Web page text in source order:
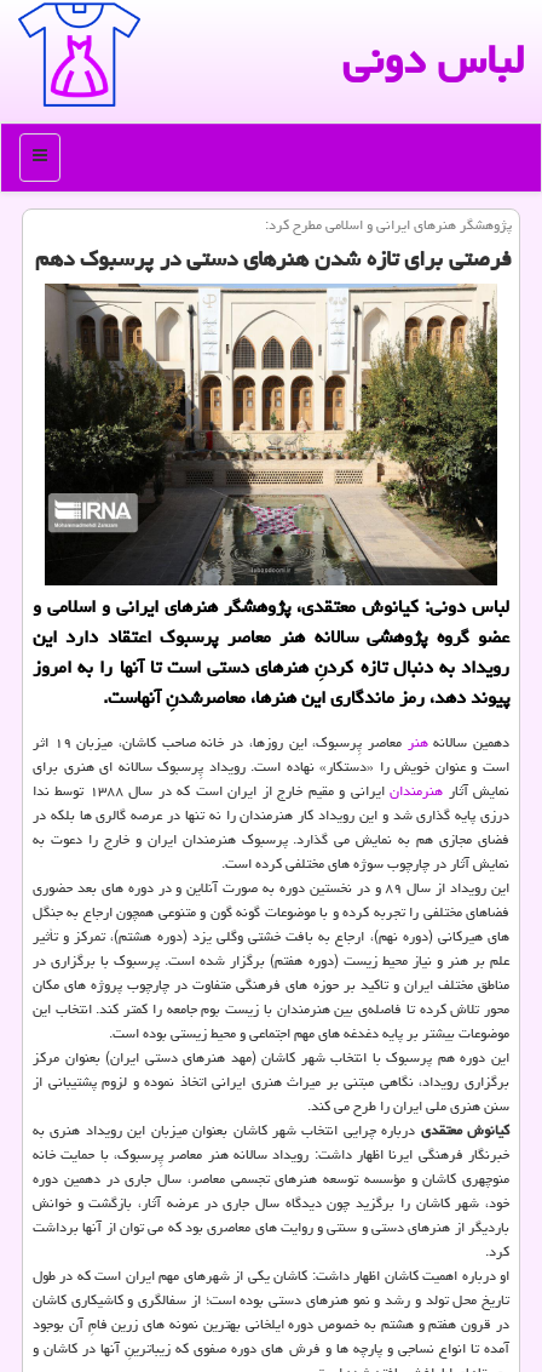
لباس دونی
منو
پژوهشگر هنرهای ایرانی و اسلامی مطرح كرد:
فرصتی برای تازه شدن هنرهای دستی در پرسبوك دهم
لباس دونی: كیانوش معتقدی، پژوهشگر هنرهای ایرانی و اسلامی و
عضو گروه پژوهشی سالانه هنر معاصر پرسبوك اعتقاد دارد این
رویداد به دنبال تازه كردنِ هنرهای دستی است تا آنها را به امروز
پیوند دهد، رمز ماندگاری این هنرها، معاصرشدنِ آنهاست.
دهمین سالانههنر
معاصر پِرسبوک، این روزها، در خانه صاحب کاشان، میزبان ۱۹ اثر
است و عنوان خویش را «دستکار» نهاده است. رویداد پِرسبوک سالانه ای هنری برای
نمایش آثار هنرمندان
ایرانی و مقیم خارج از ایران است که در سال ۱۳۸۸ توسط ندا
درزی پایه گذاری شد و این رویداد کار هنرمندان را نه تنها در عرصه گالری ها بلکه در
فضای مجازی هم به نمایش می گذارد. پرسبوک هنرمندان ایران و خارج را دعوت به
نمایش آثار در چارچوب سوژه های مختلفی کرده است.
این رویداد از سال ۸۹ و در نخستین دوره به صورت آنلاین و در دوره های بعد حضوری
فضاهای مختلفی را تجربه کرده و با موضوعات گونه گون و متنوعی همچون ارجاع به جنگل
های هیرکانی (دوره نهم)، ارجاع به بافت خشتی وگلی یزد (دوره هشتم)، تمرکز و تأثیر
علم بر هنر و نیاز محیط زیست (دوره هفتم) برگزار شده است. پرسبوک با برگزاری در
مناطق مختلف ایران و تاکید بر حوزه های فرهنگی متفاوت در چارچوب پروژه های مکان
محور تلاش کرده تا فاصله‌ی بین هنرمندان با زیست بوم جامعه را کمتر کند. انتخاب این
موضوعات بیشتر بر پایه دغدغه های مهم اجتماعی و محیط زیستی بوده است.
این دوره هم پرسبوک با انتخاب شهر کاشان (مهد هنرهای دستی ایران) بعنوان مرکز
برگزاری رویداد، نگاهی مبتنی بر میراث هنری ایرانی اتخاذ نموده و لزوم پشتیبانی از
سنن هنری ملی ایران را طرح می کند.
کیانوش معتقدی درباره چرایی انتخاب شهر کاشان بعنوان میزبان این رویداد هنری به
خبرنگار فرهنگی ایرنا اظهار داشت: رویداد سالانه هنر معاصر پِرسبوک، با حمایت خانه
منوچهری کاشان و مؤسسه توسعه هنرهای تجسمی معاصر، سال جاری در دهمین دوره
خود، شهر کاشان را برگزید چون دیدگاه سال جاری در عرضه آثار، بازگشت و خوانش
باردیگر از هنرهای دستی و سنتی و روایت های معاصری بود که می توان از آنها برداشت
کرد.
او درباره اهمیت کاشان اظهار داشت: کاشان یکی از شهرهای مهم ایران است که در طول
تاریخ محل تولد و رشد و نمو هنرهای دستی بوده است؛ از سفالگری و کاشیکاری کاشان
در قرون هفتم و هشتم به خصوص دوره ایلخانی بهترین نمونه های زرین فامِ آن بوجود
آمده تا انواع نساجی و پارچه ها و فرش های دوره صفوی که زیباترینِ آنها در کاشان و